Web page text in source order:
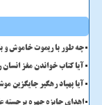
چه طور با ریموت خاموش و
آیا کتاب خواندن مغز انسان
آیا پهپاد رهگیر جایگزین
اهدای جایزه چهره برجسته